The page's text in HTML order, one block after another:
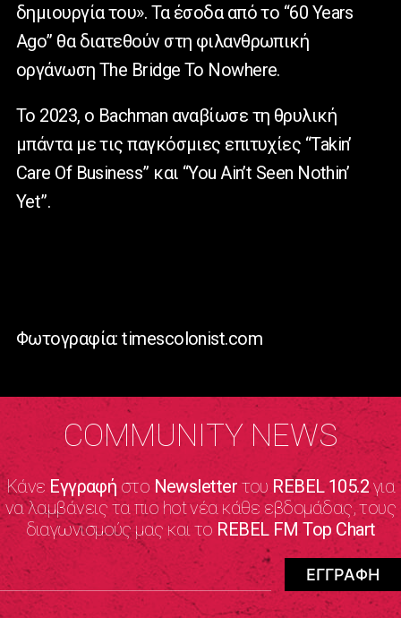
δημιουργία του». Τα έσοδα από το “60 Years
Ago” θα διατεθούν στη φιλανθρωπική
οργάνωση The Bridge To Nowhere.
Το 2023, ο Bachman αναβίωσε τη θρυλική
μπάντα με τις παγκόσμιες επιτυχίες “Takin’
Care Of Business” και “You Ain’t Seen Nothin’
Yet”.
Φωτογραφία: timescolonist.com
COMMUNITY NEWS
Κάνε Εγγραφήστο NewsletterτουREBEL 105.2για
να λαμβάνεις τα πιο hot νέα κάθε εβδομάδας, τους
διαγωνισμούς μας και το REBEL FM Top Chart